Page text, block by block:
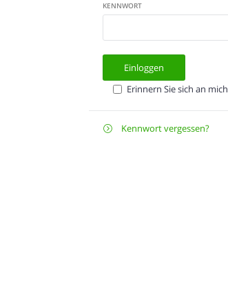
KENNWORT
Einloggen
Erinnern Sie sich an mich
 Kennwort vergessen?